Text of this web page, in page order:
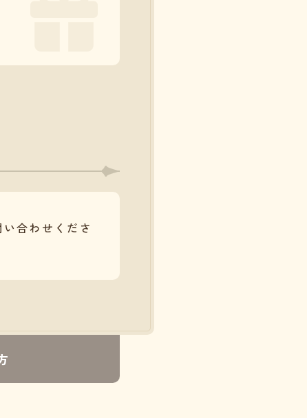
合わせくださ